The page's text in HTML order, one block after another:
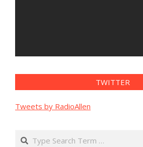
TWITTER
Tweets by RadioAllen
Search